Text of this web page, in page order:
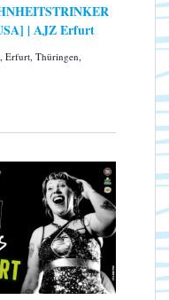
| AJZ Erfurt
Erfurt, Thüringen,